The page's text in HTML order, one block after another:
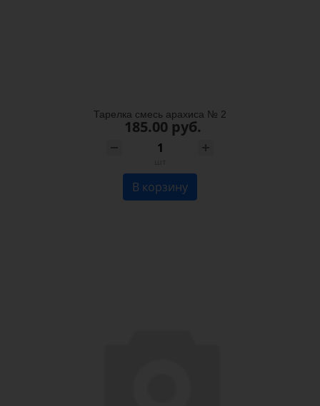
Тарелка смесь арахиса № 2
185.00 руб.
В корзину